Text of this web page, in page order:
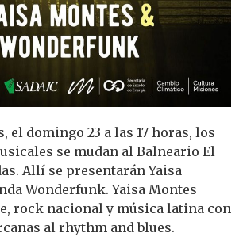
el domingo 23 a las 17 horas, los
se mudan al Balneario El
Allí se presentarán Yaisa
Wonderfunk. Yaisa Montes
rock nacional y música latina con
al rhythm and blues.